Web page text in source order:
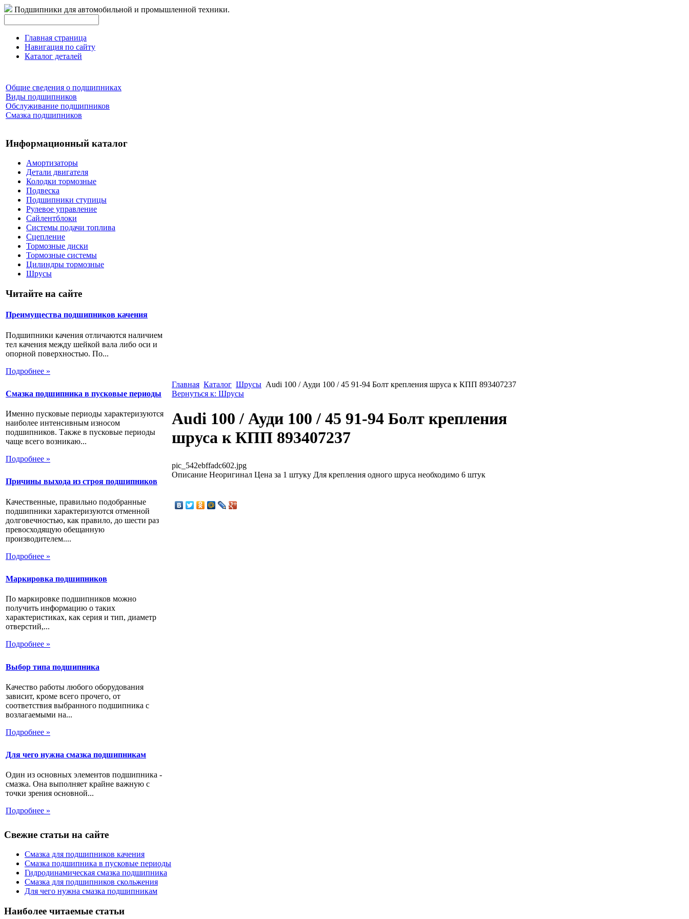
Подшипники для автомобильной и промышленной техники.
Главная страница
Навигация по сайту
Каталог деталей
Общие сведения о подшипниках
Виды подшипников
Обслуживание подшипников
Смазка подшипников
Информационный каталог
Амортизаторы
Детали двигателя
Колодки тормозные
Подвеска
Подшипники ступицы
Рулевое управление
Сайлентблоки
Системы подачи топлива
Сцепление
Тормозные диски
Тормозные системы
Цилиндры тормозные
Шрусы
Читайте на сайте
Преимущества подшипников качения
Подшипники качения отличаются наличием
тел качения между шейкой вала либо оси и
опорной поверхностью. По...
Подробнее »
Смазка подшипника в пусковые периоды
Именно пусковые периоды характеризуются
наиболее интенсивным износом
подшипников. Также в пусковые периоды
чаще всего возникаю...
Подробнее »
Причины выхода из строя подшипников
Качественные, правильно подобранные
подшипники характеризуются отменной
долговечностью, как правило, до шести раз
превосходящую обещанную
производителем....
Подробнее »
Маркировка подшипников
По маркировке подшипников можно
получить информацию о таких
характеристиках, как серия и тип, диаметр
отверстий,...
Подробнее »
Выбор типа подшипника
Качество работы любого оборудования
зависит, кроме всего прочего, от
соответствия выбранного подшипника с
возлагаемыми на...
Подробнее »
Для чего нужна смазка подшипникам
Один из основных элементов подшипника -
смазка. Она выполняет крайне важную с
точки зрения основной...
Подробнее »
Главная Каталог Шрусы Audi 100 / Ауди 100 / 45 91-94 Болт крепления шруса к КПП 893407237
Вернуться к: Шрусы
Audi 100 / Ауди 100 / 45 91-94 Болт крепления
шруса к КПП 893407237
pic_542ebffadc602.jpg
Описание Неоригинал Цена за 1 штуку Для крепления одного шруса необходимо 6 штук
Свежие статьи на сайте
Смазка для подшипников качения
Смазка подшипника в пусковые периоды
Гидродинамическая смазка подшипника
Смазка для подшипников скольжения
Для чего нужна смазка подшипникам
Наиболее читаемые статьи